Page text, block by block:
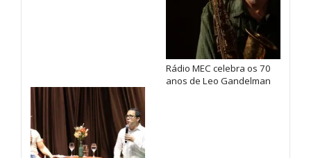
Rádio MEC celebra os 70
anos de Leo Gandelman